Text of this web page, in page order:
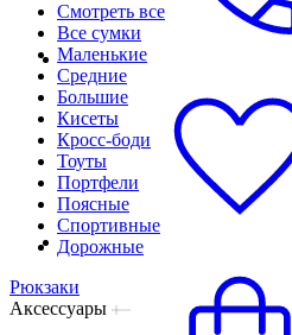
Смотреть все
Все сумки
Маленькие
Средние
Большие
Кисеты
Кросс-боди
Тоуты
Портфели
Поясные
Спортивные
Дорожные
Рюкзаки
Аксессуары